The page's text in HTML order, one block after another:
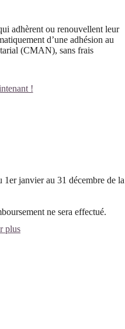
adhèrent ou renouvellent leur
d’une adhésion au
(CMAN), sans frais
!
janvier au 31 décembre de la
ne sera effectué.
plus